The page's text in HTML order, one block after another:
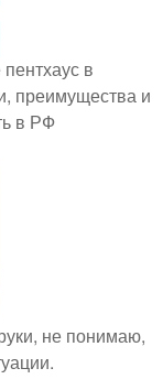
в
преимущества и
в РФ
не понимаю,